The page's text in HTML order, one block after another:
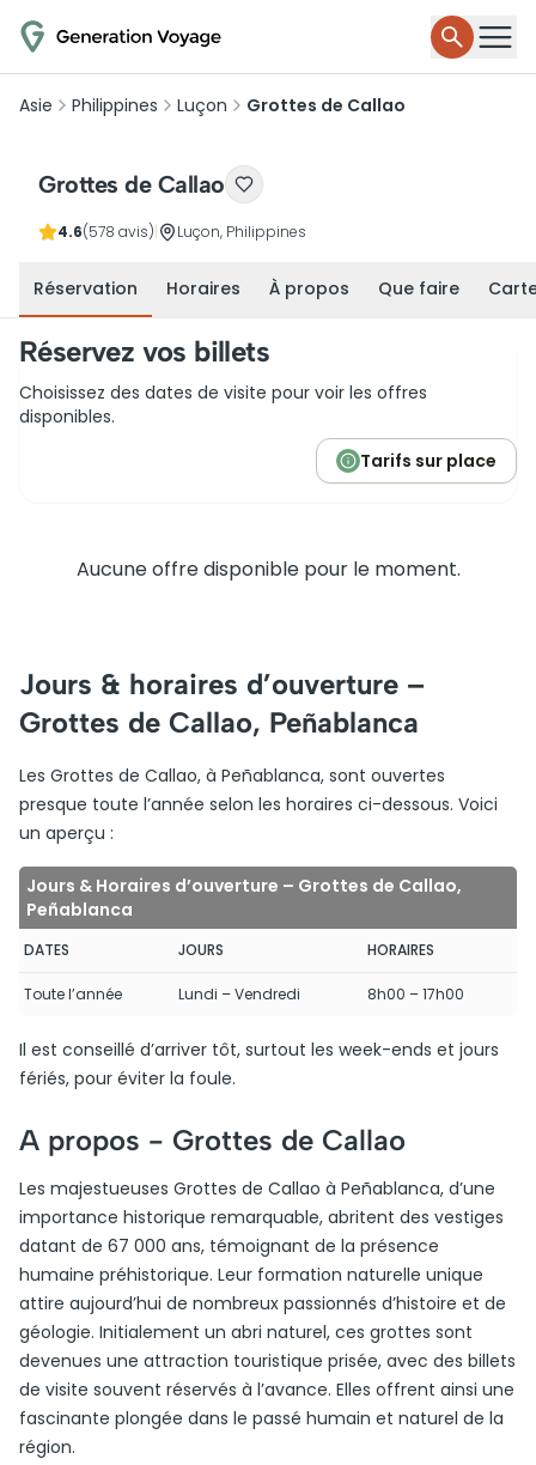
Asie Philippines Luçon Grottes de Callao
Grottes de Callao
4.6(578 avis) Luçon, Philippines
Réservation Horaires À propos Que faire
Réservez vos billets
Choisissez des dates de visite pour voir les offres
disponibles.
Tarifs sur place
Aucune offre disponible pour le moment.
Jours & horaires d’ouverture –
Grottes de Callao, Peñablanca
Les Grottes de Callao, à Peñablanca, sont ouvertes
presque toute l’année selon les horaires ci-dessous. Voici
un aperçu :
Jours & Horaires d’ouverture – Grottes de Callao,
Peñablanca
DATES JOURS HORAIRES
Toute l’année Lundi – Vendredi 8h00 – 17h00
Il est conseillé d’arriver tôt, surtout les week-ends et jours
fériés, pour éviter la foule.
A propos - Grottes de Callao
Les majestueuses Grottes de Callao à Peñablanca, d’une
importance historique remarquable, abritent des vestiges
datant de 67 000 ans, témoignant de la présence
humaine préhistorique. Leur formation naturelle unique
attire aujourd’hui de nombreux passionnés d’histoire et de
géologie. Initialement un abri naturel, ces grottes sont
devenues une attraction touristique prisée, avec des billets
de visite souvent réservés à l’avance. Elles offrent ainsi une
fascinante plongée dans le passé humain et naturel de la
région.